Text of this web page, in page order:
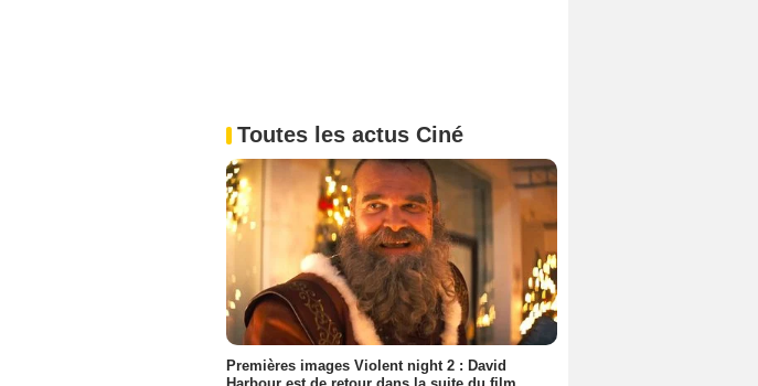
Toutes les actus Ciné
Premières images Violent night 2 : David